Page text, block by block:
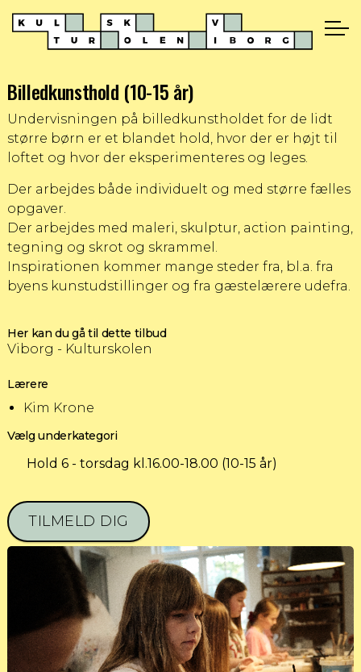
Billedkunsthold (10-15 år)
Undervisningen på billedkunstholdet for de lidt
større børn er et blandet hold, hvor der er højt til
loftet og hvor der eksperimenteres og leges.
Der arbejdes både individuelt og med større fælles
opgaver.
Der arbejdes med maleri, skulptur, action painting,
tegning og skrot og skrammel.
Inspirationen kommer mange steder fra, bl.a. fra
byens kunstudstillinger og fra gæstelærere udefra.
Her kan du gå til dette tilbud
Viborg - Kulturskolen
Lærere
Kim Krone
Vælg underkategori
Hold 6 - torsdag kl.16.00-18.00 (10-15 år)
TILMELD DIG